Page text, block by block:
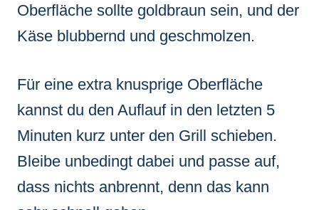
Oberfläche sollte goldbraun sein, und der
Käse blubbernd und geschmolzen.
Für eine extra knusprige Oberfläche
kannst du den Auflauf in den letzten 5
Minuten kurz unter den Grill schieben.
Bleibe unbedingt dabei und passe auf,
dass nichts anbrennt, denn das kann